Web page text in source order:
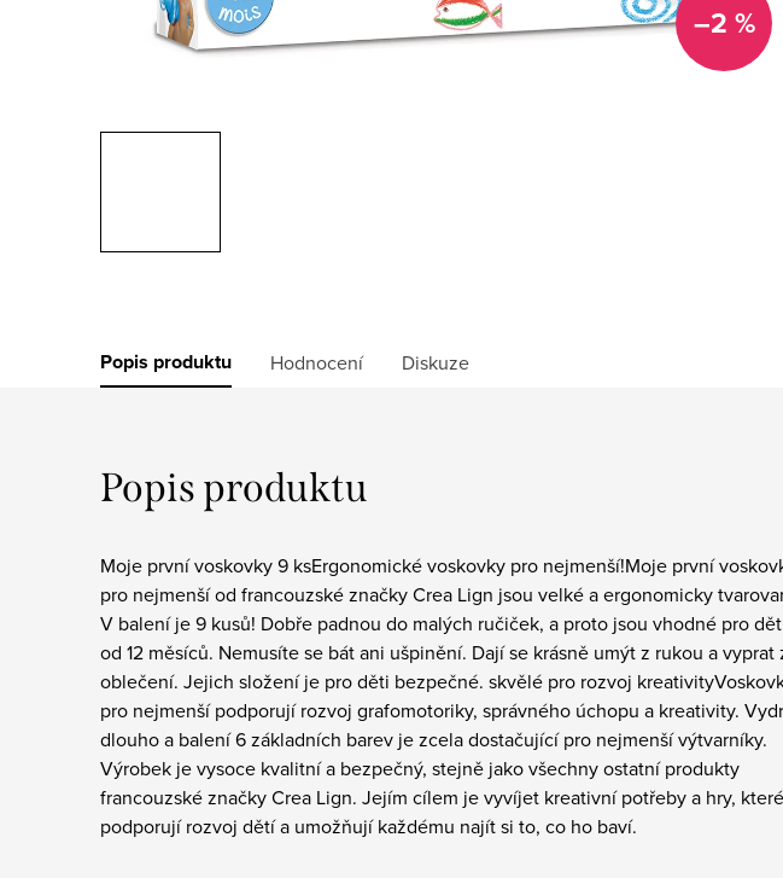
–2 %
Popis produktu Hodnocení Diskuze
Popis produktu
Moje první voskovky 9 ksErgonomické voskovky pro nejmenší!Moje první
pro nejmenší od francouzské značky Crea Lign jsou velké a ergonomicky
V balení je 9 kusů! Dobře padnou do malých ručiček, a proto jsou vhodné pro
od 12 měsíců. Nemusíte se bát ani ušpinění. Dají se krásně umýt z rukou a vyprat
oblečení. Jejich složení je pro děti bezpečné. skvělé pro rozvoj
pro nejmenší podporují rozvoj grafomotoriky, správného úchopu a kreativity.
dlouho a balení 6 základních barev je zcela dostačující pro nejmenší výtvarníky.
Výrobek je vysoce kvalitní a bezpečný, stejně jako všechny ostatní produkty
francouzské značky Crea Lign. Jejím cílem je vyvíjet kreativní potřeby a hry, které
podporují rozvoj dětí a umožňují každému najít si to, co ho baví.